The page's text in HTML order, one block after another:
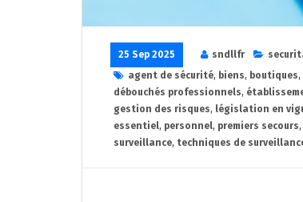
25 Sep 2025 sndllfr
agent de sécurité, biens, boutiques,
débouchés professionnels,
gestion des risques, législation en
essentiel, personnel, premiers secours,
surveillance, techniques de